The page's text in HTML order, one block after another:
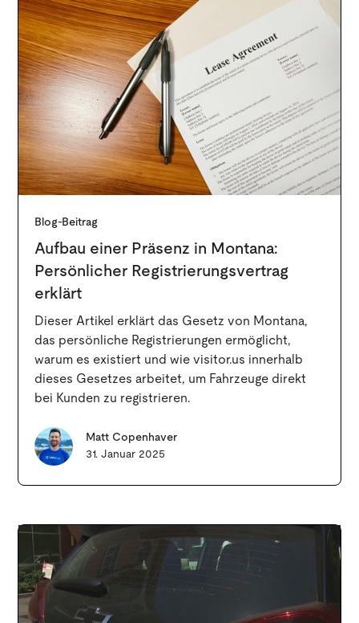
Blog-Beitrag
Aufbau einer Präsenz in Montana:
Persönlicher Registrierungsvertrag
erklärt
Dieser Artikel erklärt das Gesetz von Montana,
das persönliche Registrierungen ermöglicht,
warum es existiert und wie visitor.us innerhalb
dieses Gesetzes arbeitet, um Fahrzeuge direkt
bei Kunden zu registrieren.
Matt Copenhaver
31. Januar 2025